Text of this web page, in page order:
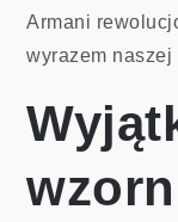
Armani
wyrazem naszej